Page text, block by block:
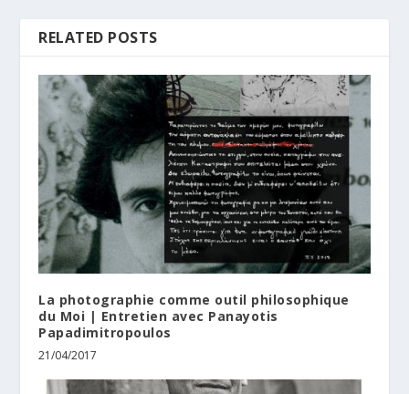
RELATED POSTS
La photographie comme outil philosophique
du Moi | Entretien avec Panayotis
Papadimitropoulos
21/04/2017